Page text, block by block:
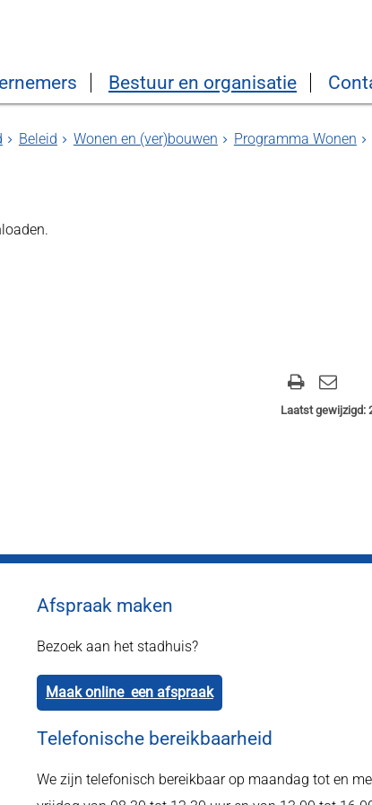
Bestuur en organisatie
Beleid Wonen en (ver)bouwen Programma Wonen
Laatst gewijzigd:
Afspraak maken
Bezoek aan het stadhuis?
Maak online een afspraak
Telefonische bereikbaarheid
We zijn telefonisch bereikbaar op maandag tot en